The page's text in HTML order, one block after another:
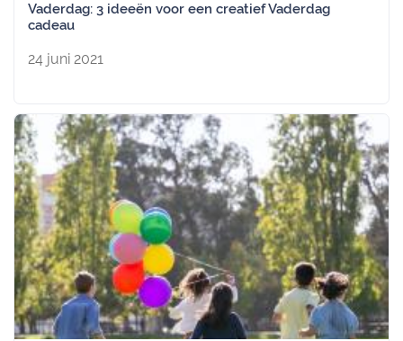
Vaderdag: 3 ideeën voor een creatief Vaderdag
cadeau
24 juni 2021